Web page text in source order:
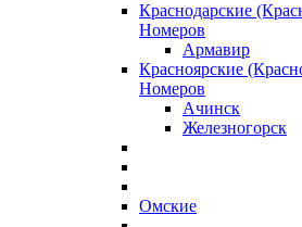
Краснодарские
Номеров
Армавир
Красноярские
Номеров
Ачинск
Железногорск
Омские